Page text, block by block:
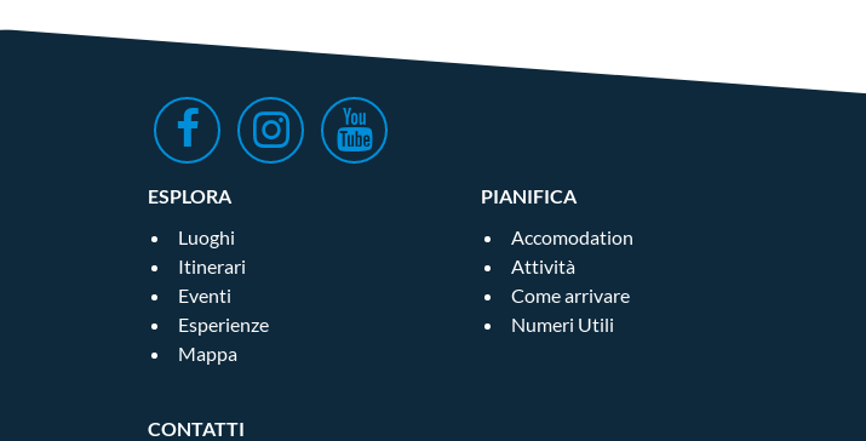
ESPLORA
Luoghi
Itinerari
Eventi
Esperienze
Mappa
PIANIFICA
Accomodation
Attività
Come arrivare
Numeri Utili
CONTATTI